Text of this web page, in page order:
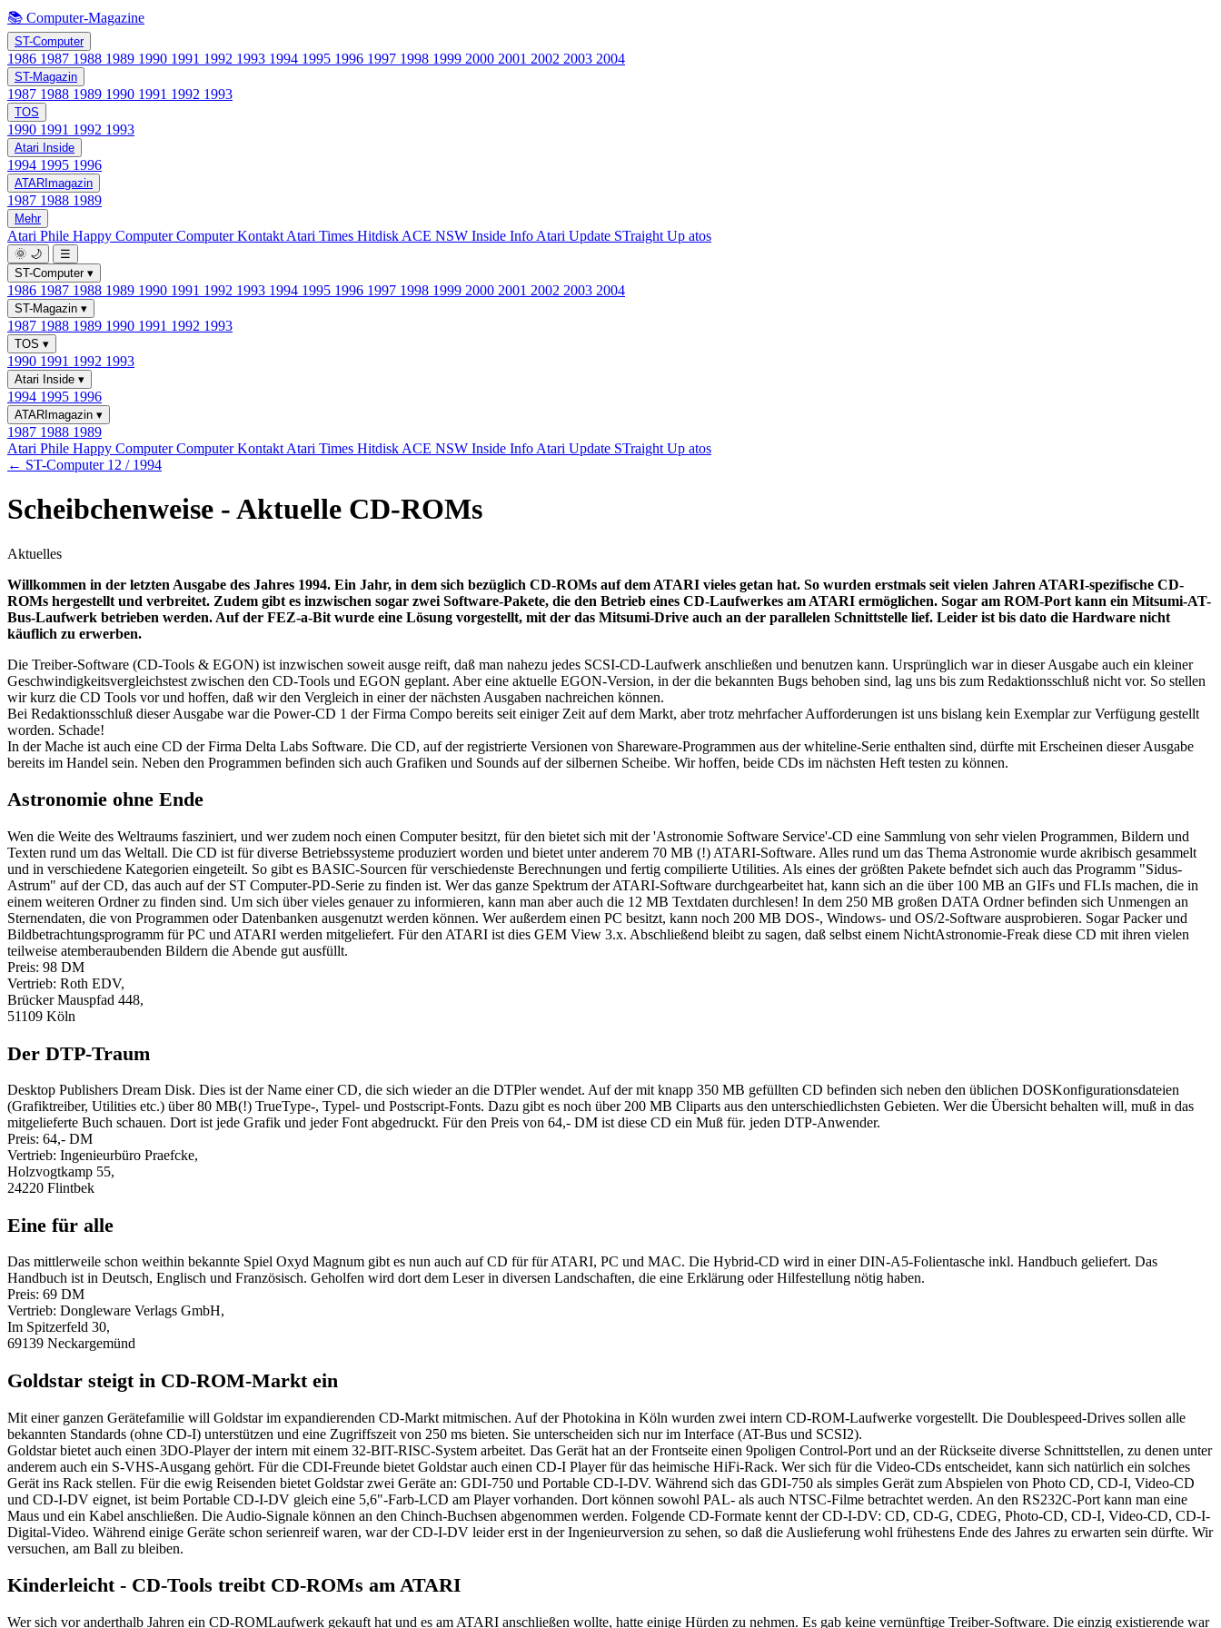
📚 Computer-Magazine
ST-Computer
1986 1987 1988 1989 1990 1991 1992 1993 1994 1995 1996 1997 1998 1999 2000 2001 2002 2003 2004
ST-Magazin
1987 1988 1989 1990 1991 1992 1993
TOS
1990 1991 1992 1993
Atari Inside
1994 1995 1996
ATARImagazin
1987 1988 1989
Mehr
Atari Phile Happy ComputerComputer Kontakt Atari Times Hitdisk ACE NSW Inside Info Atari Update STraight Up atos
🌞 🌙
☰
ST-Computer ▾
1986 1987 1988 1989 1990 1991 1992 1993 1994 1995 1996 1997 1998 1999 2000 2001 2002 2003 2004
ST-Magazin ▾
1987 1988 1989 1990 1991 1992 1993
TOS ▾
1990 1991 1992 1993
Atari Inside ▾
1994 1995 1996
ATARImagazin ▾
1987 1988 1989
Atari Phile Happy ComputerComputer Kontakt Atari Times Hitdisk ACE NSW Inside Info Atari Update STraight Up atos
← ST-Computer 12 / 1994
Scheibchenweise - Aktuelle CD-ROMs
Aktuelles
Willkommen in der letzten Ausgabe des Jahres 1994. Ein Jahr, in dem sich bezüglich CD-ROMs auf dem ATARI vieles getan hat. So wurden erstmals seit vielen Jahren ATARI-spezifische CD-
ROMs hergestellt und verbreitet. Zudem gibt es inzwischen sogar zwei Software-Pakete, die den Betrieb eines CD-Laufwerkes am ATARI ermöglichen. Sogar am ROM-Port kann ein Mitsumi-AT-
Bus-Laufwerk betrieben werden. Auf der FEZ-a-Bit wurde eine Lösung vorgestellt, mit der das Mitsumi-Drive auch an der parallelen Schnittstelle lief. Leider ist bis dato die Hardware nicht
käuflich zu erwerben.
Die Treiber-Software (CD-Tools & EGON) ist inzwischen soweit ausge reift, daß man nahezu jedes SCSI-CD-Laufwerk anschließen und benutzen kann. Ursprünglich war in dieser Ausgabe auch ein kleiner
Geschwindigkeitsvergleichstest zwischen den CD-Tools und EGON geplant. Aber eine aktuelle EGON-Version, in der die bekannten Bugs behoben sind, lag uns bis zum Redaktionsschluß nicht vor. So stellen
wir kurz die CD Tools vor und hoffen, daß wir den Vergleich in einer der nächsten Ausgaben nachreichen können.
Bei Redaktionsschluß dieser Ausgabe war die Power-CD 1 der Firma Compo bereits seit einiger Zeit auf dem Markt, aber trotz mehrfacher Aufforderungen ist uns bislang kein Exemplar zur Verfügung gestellt
worden. Schade!
In der Mache ist auch eine CD der Firma Delta Labs Software. Die CD, auf der registrierte Versionen von Shareware-Programmen aus der whiteline-Serie enthalten sind, dürfte mit Erscheinen dieser Ausgabe
bereits im Handel sein. Neben den Programmen befinden sich auch Grafiken und Sounds auf der silbernen Scheibe. Wir hoffen, beide CDs im nächsten Heft testen zu können.
Astronomie ohne Ende
Wen die Weite des Weltraums fasziniert, und wer zudem noch einen Computer besitzt, für den bietet sich mit der 'Astronomie Software Service'-CD eine Sammlung von sehr vielen Programmen, Bildern und
Texten rund um das Weltall. Die CD ist für diverse Betriebssysteme produziert worden und bietet unter anderem 70 MB (!) ATARI-Software. Alles rund um das Thema Astronomie wurde akribisch gesammelt
und in verschiedene Kategorien eingeteilt. So gibt es BASIC-Sourcen für verschiedenste Berechnungen und fertig compilierte Utilities. Als eines der größten Pakete befndet sich auch das Programm "Sidus-
Astrum" auf der CD, das auch auf der ST Computer-PD-Serie zu finden ist. Wer das ganze Spektrum der ATARI-Software durchgearbeitet hat, kann sich an die über 100 MB an GIFs und FLIs machen, die in
einem weiteren Ordner zu finden sind. Um sich über vieles genauer zu informieren, kann man aber auch die 12 MB Textdaten durchlesen! In dem 250 MB großen DATA Ordner befinden sich Unmengen an
Sternendaten, die von Programmen oder Datenbanken ausgenutzt werden können. Wer außerdem einen PC besitzt, kann noch 200 MB DOS-, Windows- und OS/2-Software ausprobieren. Sogar Packer und
Bildbetrachtungsprogramm für PC und ATARI werden mitgeliefert. Für den ATARI ist dies GEM View 3.x. Abschließend bleibt zu sagen, daß selbst einem NichtAstronomie-Freak diese CD mit ihren vielen
teilweise atemberaubenden Bildern die Abende gut ausfüllt.
Preis: 98 DM
Vertrieb: Roth EDV,
Brücker Mauspfad 448,
51109 Köln
Der DTP-Traum
Desktop Publishers Dream Disk. Dies ist der Name einer CD, die sich wieder an die DTPler wendet. Auf der mit knapp 350 MB gefüllten CD befinden sich neben den üblichen DOSKonfigurationsdateien
(Grafiktreiber, Utilities etc.) über 80 MB(!) TrueType-, Typel- und Postscript-Fonts. Dazu gibt es noch über 200 MB Cliparts aus den unterschiedlichsten Gebieten. Wer die Übersicht behalten will, muß in das
mitgelieferte Buch schauen. Dort ist jede Grafik und jeder Font abgedruckt. Für den Preis von 64,- DM ist diese CD ein Muß für. jeden DTP-Anwender.
Preis: 64,- DM
Vertrieb: Ingenieurbüro Praefcke,
Holzvogtkamp 55,
24220 Flintbek
Eine für alle
Das mittlerweile schon weithin bekannte Spiel Oxyd Magnum gibt es nun auch auf CD für für ATARI, PC und MAC. Die Hybrid-CD wird in einer DIN-A5-Folientasche inkl. Handbuch geliefert. Das
Handbuch ist in Deutsch, Englisch und Französisch. Geholfen wird dort dem Leser in diversen Landschaften, die eine Erklärung oder Hilfestellung nötig haben.
Preis: 69 DM
Vertrieb: Dongleware Verlags GmbH,
Im Spitzerfeld 30,
69139 Neckargemünd
Goldstar steigt in CD-ROM-Markt ein
Mit einer ganzen Gerätefamilie will Goldstar im expandierenden CD-Markt mitmischen. Auf der Photokina in Köln wurden zwei intern CD-ROM-Laufwerke vorgestellt. Die Doublespeed-Drives sollen alle
bekannten Standards (ohne CD-I) unterstützen und eine Zugriffszeit von 250 ms bieten. Sie unterscheiden sich nur im Interface (AT-Bus und SCSI2).
Goldstar bietet auch einen 3DO-Player der intern mit einem 32-BIT-RISC-System arbeitet. Das Gerät hat an der Frontseite einen 9poligen Control-Port und an der Rückseite diverse Schnittstellen, zu denen unter
anderem auch ein S-VHS-Ausgang gehört. Für die CDI-Freunde bietet Goldstar auch einen CD-I Player für das heimische HiFi-Rack. Wer sich für die Video-CDs entscheidet, kann sich natürlich ein solches
Gerät ins Rack stellen. Für die ewig Reisenden bietet Goldstar zwei Geräte an: GDI-750 und Portable CD-I-DV. Während sich das GDI-750 als simples Gerät zum Abspielen von Photo CD, CD-I, Video-CD
und CD-I-DV eignet, ist beim Portable CD-I-DV gleich eine 5,6"-Farb-LCD am Player vorhanden. Dort können sowohl PAL- als auch NTSC-Filme betrachtet werden. An den RS232C-Port kann man eine
Maus und ein Kabel anschließen. Die Audio-Signale können an den Chinch-Buchsen abgenommen werden. Folgende CD-Formate kennt der CD-I-DV: CD, CD-G, CDEG, Photo-CD, CD-I, Video-CD, CD-I-
Digital-Video. Während einige Geräte schon serienreif waren, war der CD-I-DV leider erst in der Ingenieurversion zu sehen, so daß die Auslieferung wohl frühestens Ende des Jahres zu erwarten sein dürfte. Wir
versuchen, am Ball zu bleiben.
Kinderleicht - CD-Tools treibt CD-ROMs am ATARI
Wer sich vor anderthalb Jahren ein CD-ROMLaufwerk gekauft hat und es am ATARI anschließen wollte, hatte einige Hürden zu nehmen. Es gab keine vernünftige Treiber-Software. Die einzig existierende war